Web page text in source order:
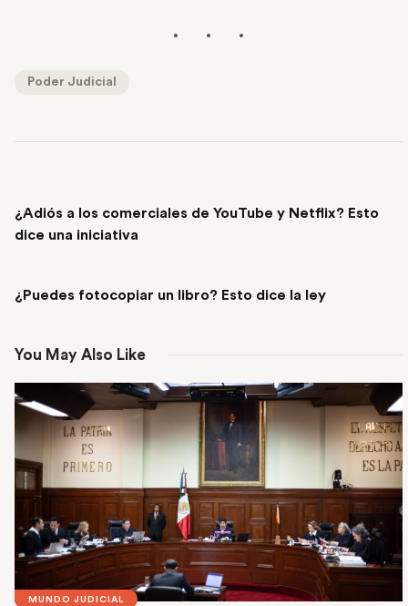
Poder Judicial
¿Adiós a los comerciales de YouTube y Netflix? Esto
dice una iniciativa
¿Puedes fotocopiar un libro? Esto dice la ley
You May Also Like
MUNDO JUDICIAL